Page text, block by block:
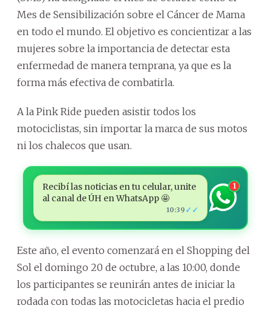
Mes de Sensibilización sobre el Cáncer de Mama
en todo el mundo. El objetivo es concientizar a las
mujeres sobre la importancia de detectar esta
enfermedad de manera temprana, ya que es la
forma más efectiva de combatirla.
A la Pink Ride pueden asistir todos los
motociclistas, sin importar la marca de sus motos
ni los chalecos que usan.
Recibí las noticias en tu celular, unite
al canal de ÚH en WhatsApp 🤩
10:39 ✓✓
1
Este año, el evento comenzará en el Shopping del
Sol el domingo 20 de octubre, a las 10:00, donde
los participantes se reunirán antes de iniciar la
rodada con todas las motocicletas hacia el predio